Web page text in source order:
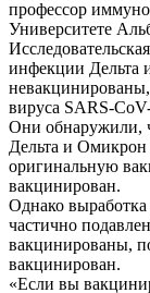
профессор
Университете
инфекции Дельта
вируса SARS-
Они обнаружили,
Дельта и
оригинальную
вакцинирован.
Однако выработка
частично
вакцинированы,
вакцинирован.
«Если вы